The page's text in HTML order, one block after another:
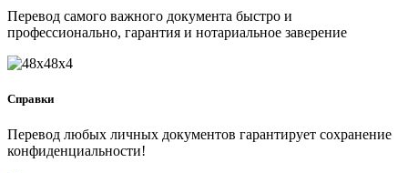
Перевод самого важного документа быстро и
профессионально, гарантия и нотариальное заверение
Справки
Перевод любых личных документов гарантирует сохранение
конфиденциальности!